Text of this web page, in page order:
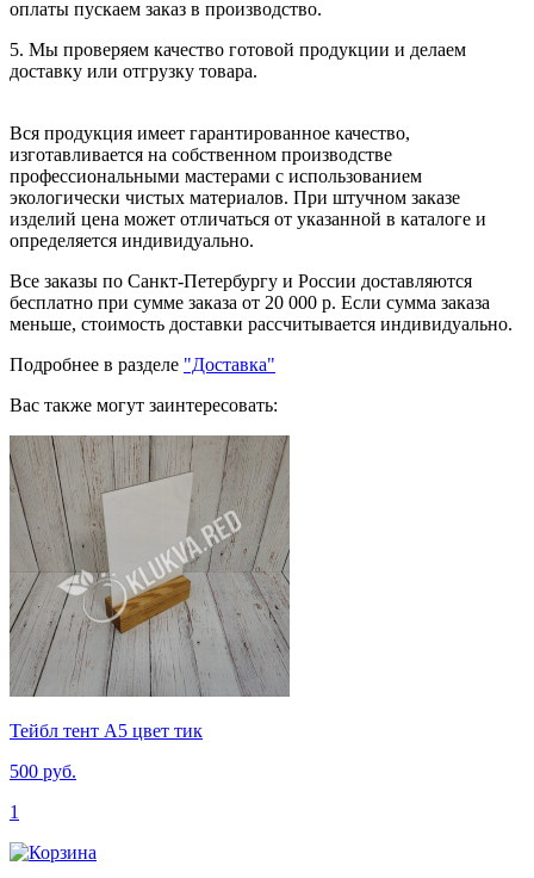
оплаты пускаем заказ в производство.
5. Мы проверяем качество готовой продукции и делаем
доставку или отгрузку товара.
Вся продукция имеет гарантированное качество,
изготавливается на собственном производстве
профессиональными мастерами с использованием
экологически чистых материалов. При штучном заказе
изделий цена может отличаться от указанной в каталоге и
определяется индивидуально.
Все заказы по Санкт-Петербургу и России доставляются
бесплатно при сумме заказа от 20 000 р. Если сумма заказа
меньше, стоимость доставки рассчитывается индивидуально.
Подробнее в разделе "Доставка"
Вас также могут заинтересовать:
Тейбл тент А5 цвет тик
500 руб.
1